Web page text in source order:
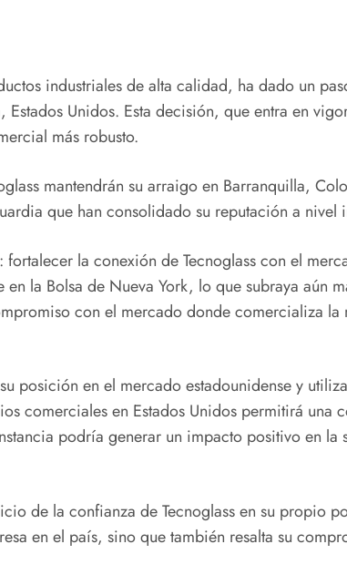
industriales de alta calidad, ha dado un
Unidos. Esta decisión, que entra en
más robusto.
mantendrán su arraigo en Barranquilla,
que han consolidado su reputación a nivel
la conexión de Tecnoglass con el
la Bolsa de Nueva York, lo que subraya aún
con el mercado donde comercializa
posición en el mercado estadounidense y
comerciales en Estados Unidos permitirá una
podría generar un impacto positivo en la
de la confianza de Tecnoglass en su propio
en el país, sino que también resalta su